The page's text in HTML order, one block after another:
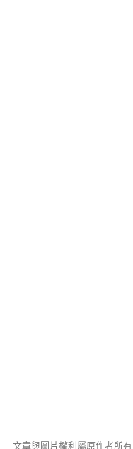
文章與圖片權利屬原作者所有